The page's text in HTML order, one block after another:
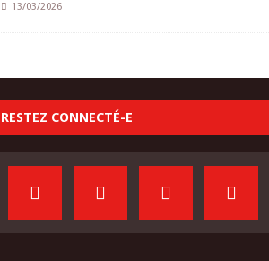
13/03/2026
RESTEZ CONNECTÉ-E